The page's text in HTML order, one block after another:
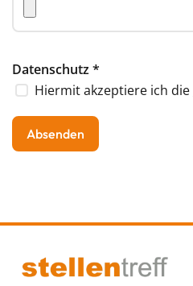
Datenschutz*
Hiermit akzeptiere ich die